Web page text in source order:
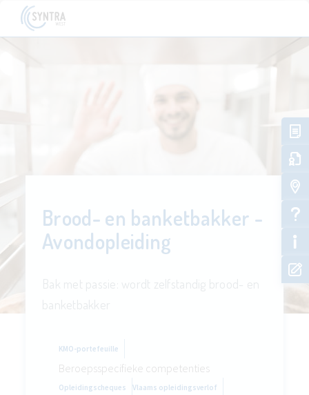
Brood- en banketbakker -
Avondopleiding
KMO-portefeuille
Beroepsspecifieke competenties
Opleidingscheques Vlaams opleidingsverlof